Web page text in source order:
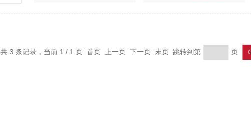
共 3 条记录，当前 1 / 1 页 首页 上一页 下一页 末页 跳转到第 页